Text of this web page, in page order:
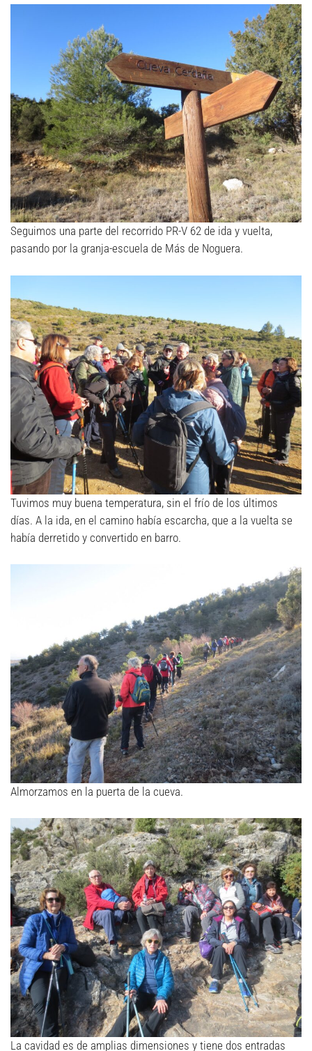
Seguimos una parte del recorrido PR-V 62 de ida y vuelta,
pasando por la granja-escuela de Más de Noguera.
Tuvimos muy buena temperatura, sin el frío de los últimos
días. A la ida, en el camino había escarcha, que a la vuelta se
había derretido y convertido en barro.
Almorzamos en la puerta de la cueva.
La cavidad es de amplias dimensiones y tiene dos entradas